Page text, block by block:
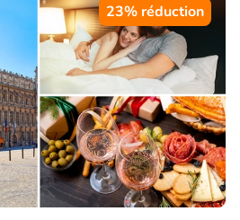
23% réduction